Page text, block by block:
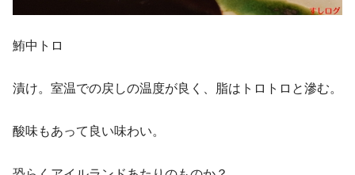
鮪中トロ
漬け。室温での戻しの温度が良く、脂はトロトロと滲む。
酸味もあって良い味わい。